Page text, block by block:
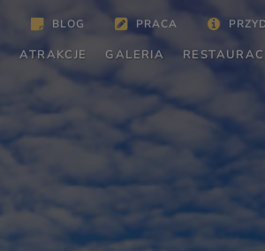
BLOG PRACA
ATRAKCJE GALERIA